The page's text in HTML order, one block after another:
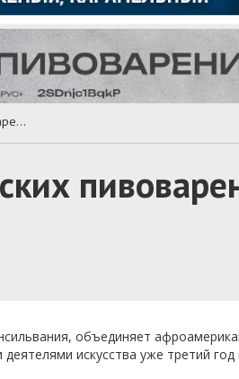
Фестиваль афроамериканских пивоварен Fresh Fest пройдет онлайн
объединяет
деятелями искусствауже третий год